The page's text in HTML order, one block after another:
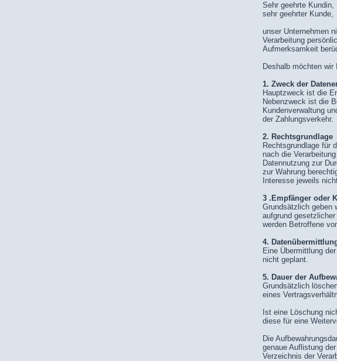
Sehr geehrte Kundin,
sehr geehrter Kunde,
unser Unternehmen
Verarbeitung
Aufmerksamkeit
Deshalb möchten
1. Zweck der
Hauptzweck ist die
Nebenzweck ist die
Kundenverwaltung
der Zahlungsverkehr.
2. Rechtsgrundlage
Rechtsgrundlage für
nach die
Datennutzung zur
zur Wahrung
Interesse jeweils
3 .Empfänger oder
Grundsätzlich geben
aufgrund
werden Betroffene
4.
Eine Übermittlung
nicht geplant.
5. Dauer der
Grundsätzlich
eines
Ist eine Löschung
diese für eine
Die
genaue Auflistung
Verzeichnis der